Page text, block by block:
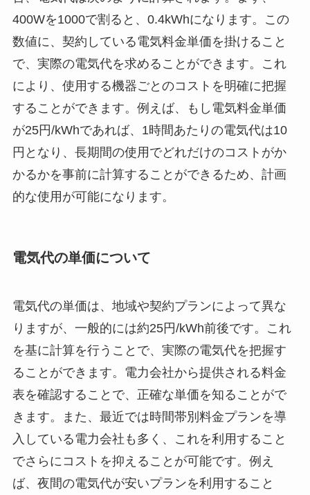
400Wを1000で割ると、0.4kWhになります。この
数値に、契約している電気料金単価を掛けること
で、実際の電気代を求めることができます。これ
により、使用する機器ごとのコストを明確に把握
することができます。例えば、もし電気料金単価
が25円/kWhであれば、1時間あたりの電気代は10
円となり、長期間の使用でどれだけのコストがか
かるかを事前に計算することができるため、計画
的な使用が可能になります。
電気代の単価について
電気代の単価は、地域や契約プランによって異な
りますが、一般的には約25円/kWh前後です。これ
を基に計算を行うことで、実際の電気代を把握す
ることができます。電力会社から提供される料金
表を確認することで、正確な単価を知ることがで
きます。また、最近では時間帯別料金プランを導
入している電力会社も多く、これを利用すること
でさらにコストを抑えることが可能です。例え
ば、夜間の電気代が安いプランを利用すること